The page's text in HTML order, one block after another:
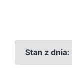
Stan z dnia: